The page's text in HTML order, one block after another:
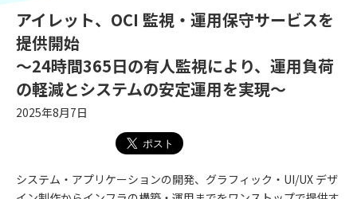
アイレット、OCI 監視・運用保守サービスを
提供開始
〜24時間365日の有人監視により、運用負荷
の軽減とシステムの安定運用を実現〜
2025年8月7日
システム・アプリケーションの開発、グラフィック・UI/UX デザ